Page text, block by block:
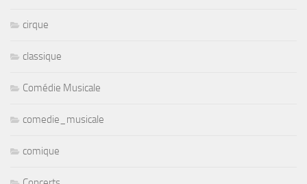
cirque
classique
Comédie Musicale
comedie_musicale
comique